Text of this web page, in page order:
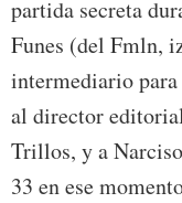
partida secreta
Funes (del Fmln,
intermediario para
al director
Trillos, y a
33 en ese